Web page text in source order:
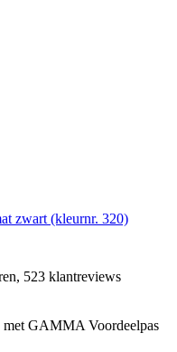
zwart (kleurnr. 320)
523 klantreviews
GAMMA Voordeelpas